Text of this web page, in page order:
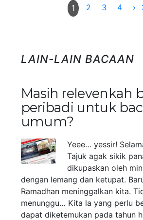
1 2 3 4 ›
LAIN-LAIN BACAAN
Masih relevenkah
peribadi untuk
umum?
Yeee… yessir!
Tajuk agak sikik
dikupaskan oleh
dengan lemang dan ketupat.
Ramadhan meninggalkan kita.
menunggu… Kita la yang perlu
dapat diketemukan pada tahun